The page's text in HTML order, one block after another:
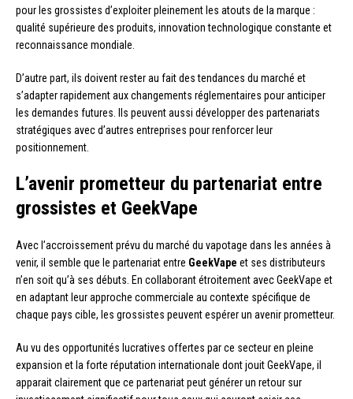
pour les grossistes d’exploiter pleinement les atouts de la marque :
qualité supérieure des produits, innovation technologique constante et
reconnaissance mondiale.
D’autre part, ils doivent rester au fait des tendances du marché et
s’adapter rapidement aux changements réglementaires pour anticiper
les demandes futures. Ils peuvent aussi développer des partenariats
stratégiques avec d’autres entreprises pour renforcer leur
positionnement.
L’avenir prometteur du partenariat entre
grossistes et GeekVape
Avec l’accroissement prévu du marché du vapotage dans les années à
venir, il semble que le partenariat entre GeekVape et ses distributeurs
n’en soit qu’à ses débuts. En collaborant étroitement avec GeekVape et
en adaptant leur approche commerciale au contexte spécifique de
chaque pays cible, les grossistes peuvent espérer un avenir prometteur.
Au vu des opportunités lucratives offertes par ce secteur en pleine
expansion et la forte réputation internationale dont jouit GeekVape, il
apparait clairement que ce partenariat peut générer un retour sur